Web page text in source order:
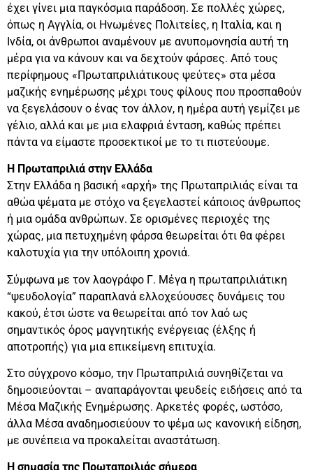
έχει γίνει μια παγκόσμια παράδοση. Σε πολλές χώρες,
όπως η Αγγλία, οι Ηνωμένες Πολιτείες, η Ιταλία, και η
Ινδία, οι άνθρωποι αναμένουν με ανυπομονησία αυτή τη
μέρα για να κάνουν και να δεχτούν φάρσες. Από τους
περίφημους «Πρωταπριλιάτικους ψεύτες» στα μέσα
μαζικής ενημέρωσης μέχρι τους φίλους που προσπαθούν
να ξεγελάσουν ο ένας τον άλλον, η ημέρα αυτή γεμίζει με
γέλιο, αλλά και με μια ελαφριά ένταση, καθώς πρέπει
πάντα να είμαστε προσεκτικοί με το τι πιστεύουμε.
Η Πρωταπριλιά στην Ελλάδα
Στην Ελλάδα η βασική «αρχή» της Πρωταπριλιάς είναι τα
αθώα ψέματα με στόχο να ξεγελαστεί κάποιος άνθρωπος
ή μια ομάδα ανθρώπων. Σε ορισμένες περιοχές της
χώρας, μια πετυχημένη φάρσα θεωρείται ότι θα φέρει
καλοτυχία για την υπόλοιπη χρονιά.
Σύμφωνα με τον λαογράφο Γ. Μέγα η πρωταπριλιάτικη
“ψευδολογία” παραπλανά ελλοχεύουσες δυνάμεις του
κακού, έτσι ώστε να θεωρείται από τον λαό ως
σημαντικός όρος μαγνητικής ενέργειας (έλξης ή
αποτροπής) για μια επικείμενη επιτυχία.
Στο σύγχρονο κόσμο, την Πρωταπριλιά συνηθίζεται να
δημοσιεύονται – αναπαράγονται ψευδείς ειδήσεις από τα
Μέσα Μαζικής Ενημέρωσης. Αρκετές φορές, ωστόσο,
άλλα Μέσα αναδημοσιεύουν το ψέμα ως κανονική είδηση,
με συνέπεια να προκαλείται αναστάτωση.
Η σημασία της Πρωταπριλιάς σήμερα